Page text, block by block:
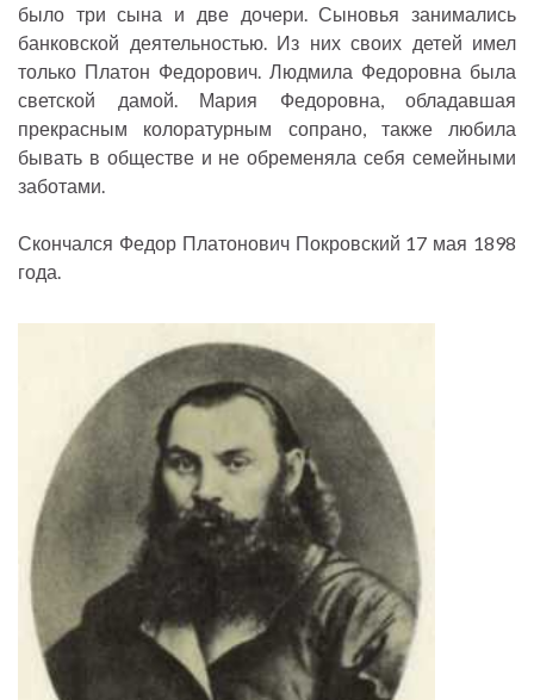
было три сына и две дочери. Сыновья занимались
банковской деятельностью. Из них своих детей имел
только Платон Федорович. Людмила Федоровна была
светской дамой. Мария Федоровна, обладавшая
прекрасным колоратурным сопрано, также любила
бывать в обществе и не обременяла себя семейными
заботами.
Скончался Федор Платонович Покровский 17 мая 1898
года.